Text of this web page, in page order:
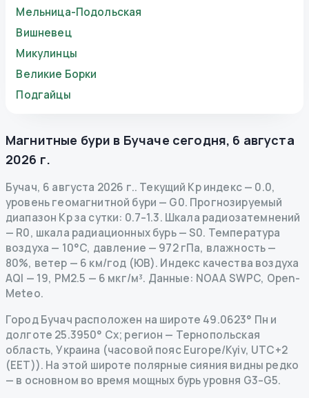
Мельница-Подольская
Вишневец
Микулинцы
Великие Борки
Подгайцы
Магнитные бури в Бучаче сегодня, 6 августа
2026 г.
Бучач, 6 августа 2026 г.. Текущий Kp индекс— 0.0,
уровень геомагнитной бури — G0. Прогнозируемый
диапазон Kp за сутки: 0.7–1.3. Шкала радиозатемнений
— R0, шкала радиационных бурь— S0. Температура
воздуха — 10°C, давление — 972 гПа, влажность —
80%, ветер — 6 км/год (ЮВ). Индекс качества воздуха
AQI — 19, PM2.5 — 6 мкг/м³. Данные: NOAA SWPC, Open-
Meteo.
Город Бучач расположен на широте 49.0623° Пн и
долготе 25.3950° Сх; регион — Тернопольская
область, Украина (часовой пояс Europe/Kyiv, UTC+2
(EET)). На этой широте полярные сияния видны редко
— в основном во время мощных бурь уровня G3–G5.